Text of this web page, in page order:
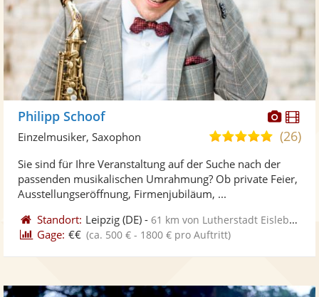
Philipp Schoof
5,0
5
Sternen
(26)
Einzelmusiker, Saxophon
Sie sind für Ihre Veranstaltung auf der Suche nach der
passenden musikalischen Umrahmung? Ob private Feier,
Ausstellungseröffnung, Firmenjubiläum, ...
Standort: Leipzig (DE) -61 km von Lutherstadt Eisleben
Gage: €€ (ca. 500 € - 1800 € pro Auftritt)